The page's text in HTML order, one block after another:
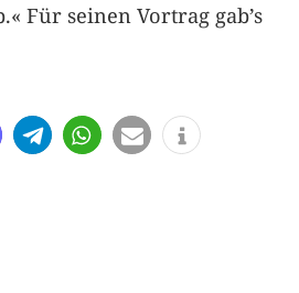
Für seinen Vortrag gab’s